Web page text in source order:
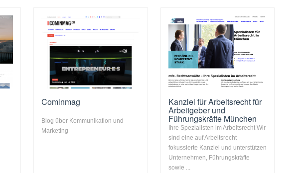
Cominmag
Blog über Kommunikation und
Marketing
Kanzlei für Arbeitsrecht für
Arbeitgeber und
Führungskräfte München
Ihre Spezialisten im Arbeitsrecht Wir
sind eine auf Arbeitsrecht
fokussierte Kanzlei und unterstützen
Unternehmen, Führungskräfte
sowie ...